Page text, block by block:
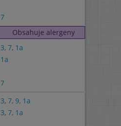
7
Obsahuje alergeny
3, 7, 1a
1a
7
3, 7, 9, 1a
3, 7, 1a